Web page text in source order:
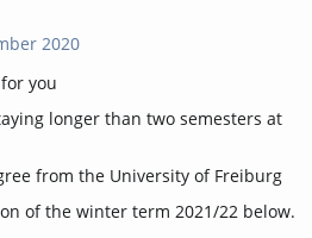
2020
you
longer than two semesters at
from the University of Freiburg
of the winter term 2021/22 below.